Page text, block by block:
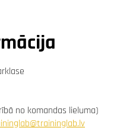
no komandas lieluma)